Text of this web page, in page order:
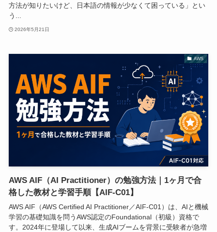
方法が知りたいけど、日本語の情報が少なくて困っている」とい
う...
2026年5月21日
AWS
AWS AIF（AI Practitioner）の勉強方法｜1ヶ月で合
格した教材と学習手順【AIF-C01】
AWS AIF（AWS Certified AI Practitioner／AIF-C01）は、AIと機械
学習の基礎知識を問うAWS認定のFoundational（初級）資格で
す。2024年に登場して以来、生成AIブームを背景に受験者が急増